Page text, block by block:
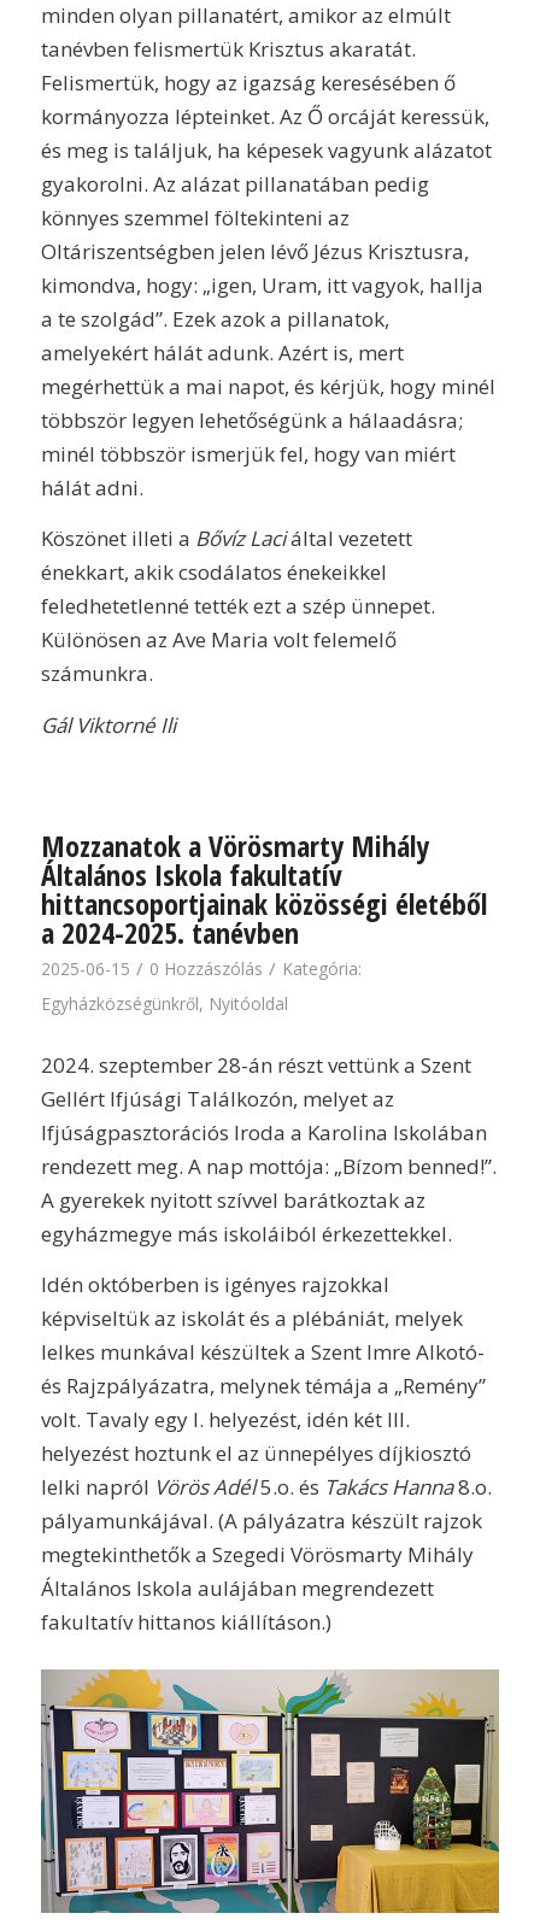
minden olyan pillanatért, amikor az elmúlt
tanévben felismertük Krisztus akaratát.
Felismertük, hogy az igazság keresésében ő
kormányozza lépteinket. Az Ő orcáját keressük,
és meg is találjuk, ha képesek vagyunk alázatot
gyakorolni. Az alázat pillanatában pedig
könnyes szemmel föltekinteni az
Oltáriszentségben jelen lévő Jézus Krisztusra,
kimondva, hogy: „igen, Uram, itt vagyok, hallja
a te szolgád”. Ezek azok a pillanatok,
amelyekért hálát adunk. Azért is, mert
megérhettük a mai napot, és kérjük, hogy minél
többször legyen lehetőségünk a hálaadásra;
minél többször ismerjük fel, hogy van miért
hálát adni.
Köszönet illeti a Bővíz Laciáltal vezetett
énekkart, akik csodálatos énekeikkel
feledhetetlenné tették ezt a szép ünnepet.
Különösen az Ave Maria volt felemelő
számunkra.
Gál Viktorné Ili
Mozzanatok a Vörösmarty Mihály
Általános Iskola fakultatív
hittancsoportjainak közösségi életéből
a 2024-2025. tanévben
2025-06-15 / 0 Hozzászólás / Kategória:
Egyházközségünkről, Nyitóoldal
2024. szeptember 28-án részt vettünk a Szent
Gellért Ifjúsági Találkozón, melyet az
Ifjúságpasztorációs Iroda a Karolina Iskolában
rendezett meg. A nap mottója: „Bízom benned!”.
A gyerekek nyitott szívvel barátkoztak az
egyházmegye más iskoláiból érkezettekkel.
Idén októberben is igényes rajzokkal
képviseltük az iskolát és a plébániát, melyek
lelkes munkával készültek a Szent Imre Alkotó-
és Rajzpályázatra, melynek témája a „Remény”
volt. Tavaly egy I. helyezést, idén két III.
helyezést hoztunk el az ünnepélyes díjkiosztó
lelki napról Vörös Adél5.o. és Takács Hanna8.o.
pályamunkájával. (A pályázatra készült rajzok
megtekinthetők a Szegedi Vörösmarty Mihály
Általános Iskola aulájában megrendezett
fakultatív hittanos kiállításon.)